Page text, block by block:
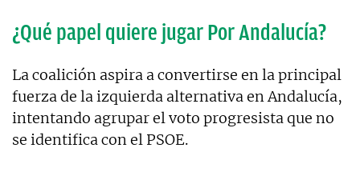
¿Qué papel quiere jugar Por Andalucía?
La coalición aspira a convertirse en la principal
fuerza de la izquierda alternativa en Andalucía,
intentando agrupar el voto progresista que no
se identifica con el PSOE.